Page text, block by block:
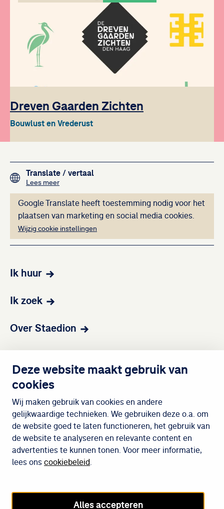
Deze website maakt gebruik van
cookies
Wij maken gebruik van cookies en andere
gelijkwaardige technieken. We gebruiken deze o.a. om
de website goed te laten functioneren, het gebruik van
de website te analyseren en relevante content en
advertenties te kunnen tonen. Voor meer informatie,
lees ons cookiebeleid
Alles accepteren
Dreven Gaarden Zichten
Bouwlust en Vrederust
Translate / vertaal
Lees meerover het vertalen van de teksten op deze website
Deze inhoud kan
Google Translate heeft toestemming nodig voor het
plaatsen van marketing en social media cookies.
Wijzig cookie instellingen
Ik huur
Ik zoek
Over Staedion
Wijken
Meedoen